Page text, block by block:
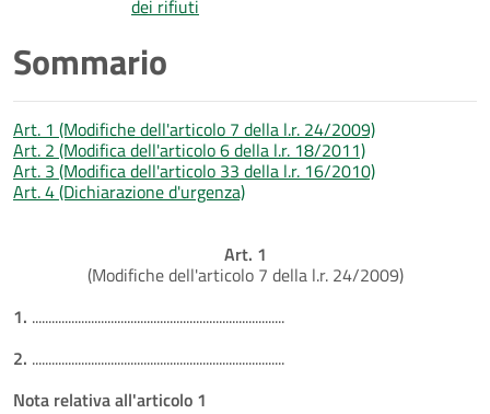
dei rifiuti
Sommario
Art. 1 (Modifiche dell'articolo 7 della l.r. 24/2009)
Art. 2 (Modifica dell'articolo 6 della l.r. 18/2011)
Art. 3 (Modifica dell'articolo 33 della l.r. 16/2010)
Art. 4 (Dichiarazione d'urgenza)
Art. 1
(Modifiche dell'articolo 7 della l.r. 24/2009)
1. .............................................................................
2. .............................................................................
Nota relativa all'articolo 1